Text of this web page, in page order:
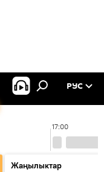
РУС
17:00
Жаңылыктар